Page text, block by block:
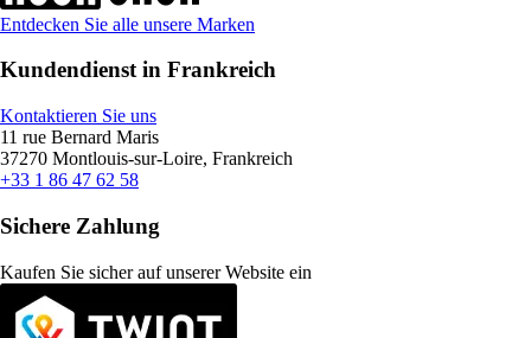
Entdecken Sie alle unsere Marken
Kundendienst in Frankreich
Kontaktieren Sie uns
11 rue Bernard Maris
37270 Montlouis-sur-Loire, Frankreich
+33 1 86 47 62 58
Sichere Zahlung
Kaufen Sie sicher auf unserer Website ein